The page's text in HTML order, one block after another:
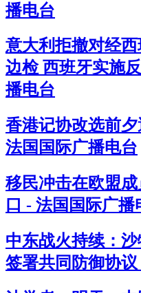
播电台
意大利拒撤对经
边检 西班牙实施
播电台
香港记协改选前
法国国际广播电台
移民冲击在欧盟
口 - 法国国际广播
中东战火持续：
签署共同防御协